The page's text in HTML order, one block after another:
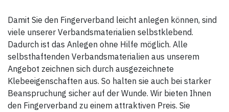
Damit Sie den Fingerverband leicht anlegen können, sind
viele unserer Verbandsmaterialien selbstklebend.
Dadurch ist das Anlegen ohne Hilfe möglich. Alle
selbsthaftenden Verbandsmaterialien aus unserem
Angebot zeichnen sich durch ausgezeichnete
Klebeeigenschaften aus. So halten sie auch bei starker
Beanspruchung sicher auf der Wunde. Wir bieten Ihnen
den Fingerverband zu einem attraktiven Preis. Sie